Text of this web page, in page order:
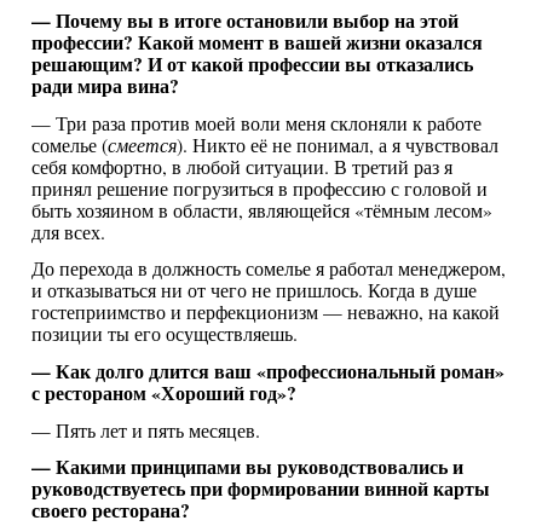
— Почему вы в итоге остановили выбор на этой
профессии? Какой момент в вашей жизни оказался
решающим? И от какой профессии вы отказались
ради мира вина?
— Три раза против моей воли меня склоняли к работе
сомелье (смеется). Никто её не понимал, а я чувствовал
себя комфортно, в любой ситуации. В третий раз я
принял решение погрузиться в профессию с головой и
быть хозяином в области, являющейся «тёмным лесом»
для всех.
До перехода в должность сомелье я работал менеджером,
и отказываться ни от чего не пришлось. Когда в душе
гостеприимство и перфекционизм — неважно, на какой
позиции ты его осуществляешь.
— Как долго длится ваш «профессиональный роман»
с рестораном «Хороший год»?
— Пять лет и пять месяцев.
— Какими принципами вы руководствовались и
руководствуетесь при формировании винной карты
своего ресторана?